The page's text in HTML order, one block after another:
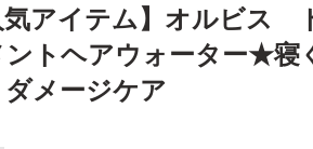
気アイテム】オルビス
ントヘアウォーター★寝
ダメージケア